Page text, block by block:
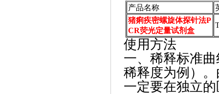
产品名称
猪痢疾密螺旋体探针法P
CR荧光定量试剂盒
使用方法
一、稀释标准
稀释度为例）
一定要在独立